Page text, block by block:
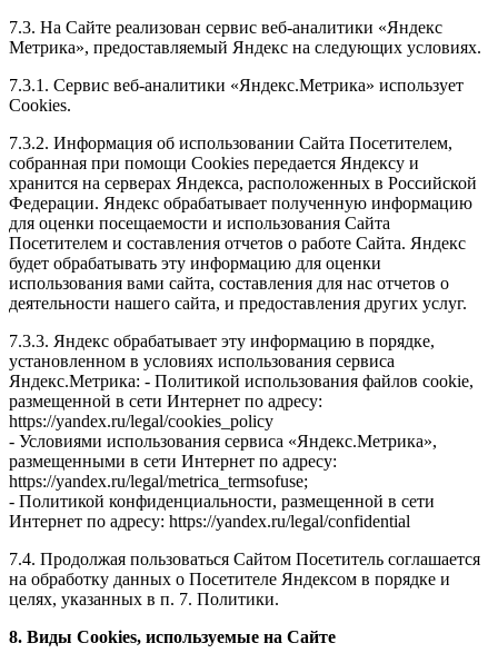
7.3. На Сайте реализован сервис веб-аналитики «Яндекс
Метрика», предоставляемый Яндекс на следующих условиях.
7.3.1. Сервис веб-аналитики «Яндекс.Метрика» использует
Cookies.
7.3.2. Информация об использовании Сайта Посетителем,
собранная при помощи Cookies передается Яндексу и
хранится на серверах Яндекса, расположенных в Российской
Федерации. Яндекс обрабатывает полученную информацию
для оценки посещаемости и использования Сайта
Посетителем и составления отчетов о работе Сайта. Яндекс
будет обрабатывать эту информацию для оценки
использования вами сайта, составления для нас отчетов о
деятельности нашего сайта, и предоставления других услуг.
7.3.3. Яндекс обрабатывает эту информацию в порядке,
установленном в условиях использования сервиса
Яндекс.Метрика: - Политикой использования файлов cookie,
размещенной в сети Интернет по адресу:
https://yandex.ru/legal/cookies_policy
- Условиями использования сервиса «Яндекс.Метрика»,
размещенными в сети Интернет по адресу:
https://yandex.ru/legal/metrica_termsofuse;
- Политикой конфиденциальности, размещенной в сети
Интернет по адресу: https://yandex.ru/legal/confidential
7.4. Продолжая пользоваться Сайтом Посетитель соглашается
на обработку данных о Посетителе Яндексом в порядке и
целях, указанных в п. 7. Политики.
8. Виды Cookies, используемые на Сайте